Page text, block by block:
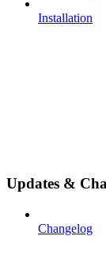
Installation
Updates &
Changelog